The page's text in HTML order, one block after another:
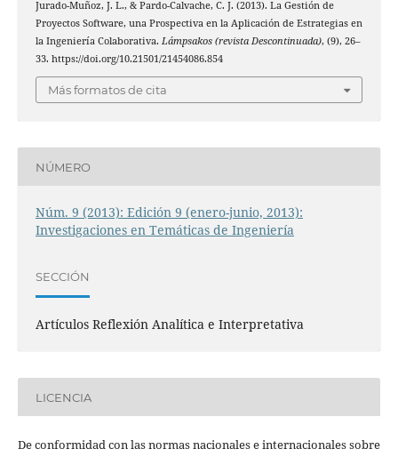
Jurado-Muñoz, J. L., & Pardo-Calvache, C. J. (2013). La Gestión de
Proyectos Software, una Prospectiva en la Aplicación de Estrategias en
la Ingeniería Colaborativa. Lámpsakos (revista Descontinuada), (9), 26–
33. https://doi.org/10.21501/21454086.854
Más formatos de cita
NÚMERO
Núm. 9 (2013): Edición 9 (enero-junio, 2013):
Investigaciones en Temáticas de Ingeniería
SECCIÓN
Artículos Reflexión Analítica e Interpretativa
LICENCIA
De conformidad con las normas nacionales e internacionales sobre